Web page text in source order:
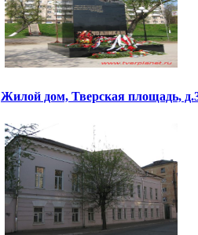
Жилой дом, Тверская площадь,